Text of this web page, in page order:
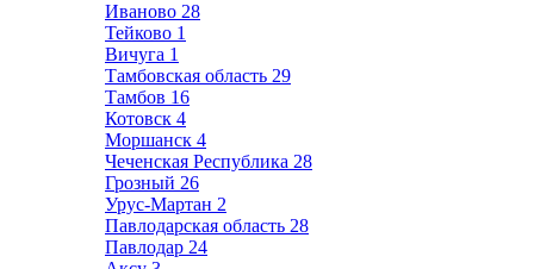
Иваново 28
Тейково 1
Вичуга 1
Тамбовская область 29
Тамбов 16
Котовск 4
Моршанск 4
Чеченская Республика 28
Грозный 26
Урус-Мартан 2
Павлодарская область 28
Павлодар 24